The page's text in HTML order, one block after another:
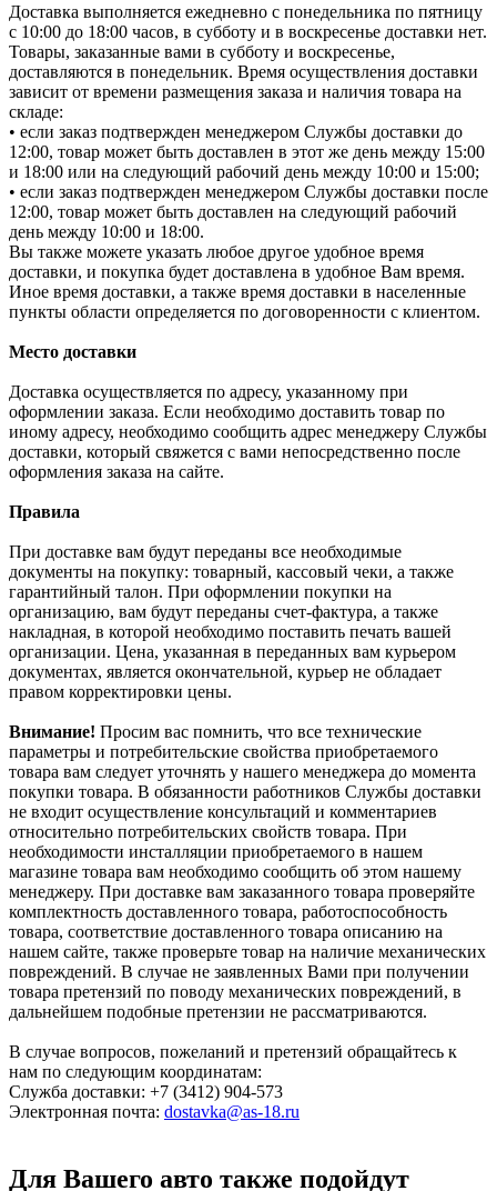
Доставка выполняется ежедневно с понедельника по пятницу
с 10:00 до 18:00 часов, в субботу и в воскресенье доставки нет.
Товары, заказанные вами в субботу и воскресенье,
доставляются в понедельник. Время осуществления доставки
зависит от времени размещения заказа и наличия товара на
складе:
• если заказ подтвержден менеджером Службы доставки до
12:00, товар может быть доставлен в этот же день между 15:00
и 18:00 или на следующий рабочий день между 10:00 и 15:00;
• если заказ подтвержден менеджером Службы доставки после
12:00, товар может быть доставлен на следующий рабочий
день между 10:00 и 18:00.
Вы также можете указать любое другое удобное время
доставки, и покупка будет доставлена в удобное Вам время.
Иное время доставки, а также время доставки в населенные
пункты области определяется по договоренности с клиентом.
Место доставки
Доставка осуществляется по адресу, указанному при
оформлении заказа. Если необходимо доставить товар по
иному адресу, необходимо сообщить адрес менеджеру Службы
доставки, который свяжется с вами непосредственно после
оформления заказа на сайте.
Правила
При доставке вам будут переданы все необходимые
документы на покупку: товарный, кассовый чеки, а также
гарантийный талон. При оформлении покупки на
организацию, вам будут переданы счет-фактура, а также
накладная, в которой необходимо поставить печать вашей
организации. Цена, указанная в переданных вам курьером
документах, является окончательной, курьер не обладает
правом корректировки цены.
Внимание! Просим вас помнить, что все технические
параметры и потребительские свойства приобретаемого
товара вам следует уточнять у нашего менеджера до момента
покупки товара. В обязанности работников Службы доставки
не входит осуществление консультаций и комментариев
относительно потребительских свойств товара. При
необходимости инсталляции приобретаемого в нашем
магазине товара вам необходимо сообщить об этом нашему
менеджеру. При доставке вам заказанного товара проверяйте
комплектность доставленного товара, работоспособность
товара, соответствие доставленного товара описанию на
нашем сайте, также проверьте товар на наличие механических
повреждений. В случае не заявленных Вами при получении
товара претензий по поводу механических повреждений, в
дальнейшем подобные претензии не рассматриваются.
В случае вопросов, пожеланий и претензий обращайтесь к
нам по следующим координатам:
Служба доставки: +7 (3412) 904-573
Электронная почта: dostavka@as-18.ru
Для Вашего авто также подойдут